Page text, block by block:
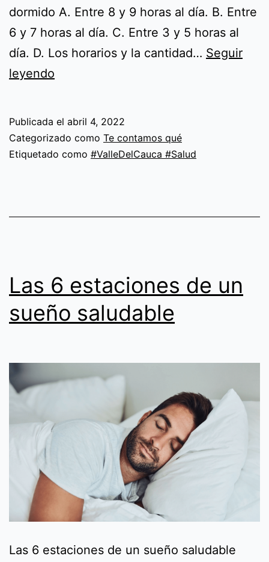
dormido A. Entre 8 y 9 horas al día. B. Entre
6 y 7 horas al día. C. Entre 3 y 5 horas al
día. D. Los horarios y la cantidad… Seguir
leyendo
Publicada el abril 4, 2022
Categorizado como Te contamos qué
Etiquetado como #ValleDelCauca #Salud
Las 6 estaciones de un
sueño saludable
Las 6 estaciones de un sueño saludable